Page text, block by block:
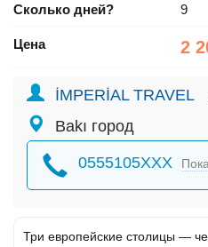
Сколько дней? 9
Цена 2
İMPERİAL TRAVEL
Bakı город
0555105XXX
Три европейские столицы —